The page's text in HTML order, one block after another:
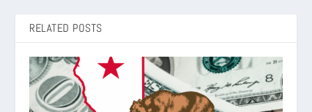
RELATED POSTS